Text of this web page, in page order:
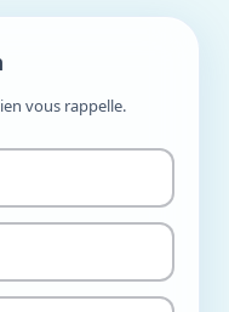
vous rappelle.